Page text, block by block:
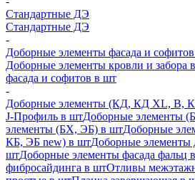
Стандартные ДЭ
Стандартные ДЭ
-
Доборные элементы фасада и
Доборные элементы кровли и забора
фасада и софитов в шт
-
Доборные элементы (КД, КД XL, В,
J-Профиль в штДоборные элементы
элементы (БХ, ЭБ) в штДоборные
КБ, ЭБ new) в штДоборные
штДоборные элементы фасада фальц
фибросайдинга в штОтливы